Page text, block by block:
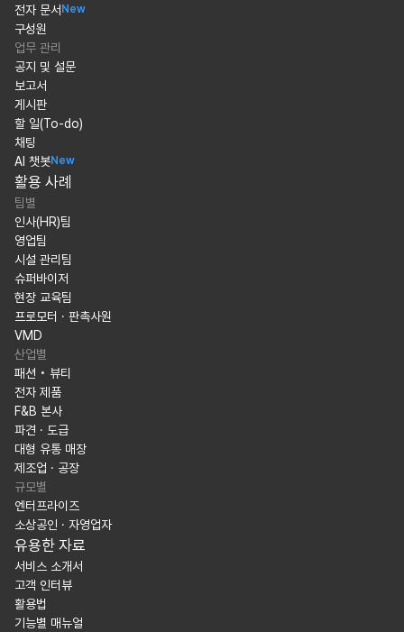
전자 문서 New
구성원
업무 관리
공지 및 설문
보고서
게시판
할 일(To-do)
채팅
AI 챗봇New
활용 사례
팀별
인사(HR)팀
영업팀
시설 관리팀
슈퍼바이저
현장 교육팀
프로모터 · 판촉사원
VMD
산업별
패션 • 뷰티
전자 제품
F&B 본사
파견 · 도급
대형 유통 매장
제조업 · 공장
규모별
엔터프라이즈
소상공인 · 자영업자
유용한 자료
서비스 소개서
고객 인터뷰
활용법
기능별 매뉴얼